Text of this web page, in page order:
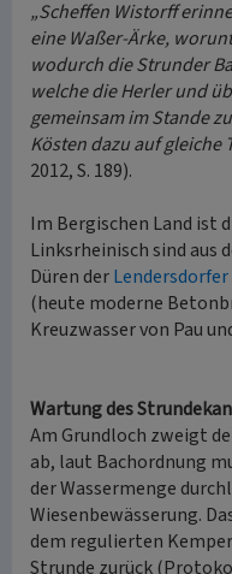
„Scheffen Wistorff
eine Waßer-Ärke,
wodurch die Strunder
welche die Herler und
gemeinsam im Stande
Kösten dazu auf gleiche
2012, S. 189).
Im Bergischen Land ist
Linksrheinisch sind
Düren der
(heute moderne
Kreuzwasser von Pau
Wartung des
Am Grundloch zweigt
ab, laut Bachordnung
der Wassermenge
Wiesenbewässerung.
dem regulierten
Strunde zurück